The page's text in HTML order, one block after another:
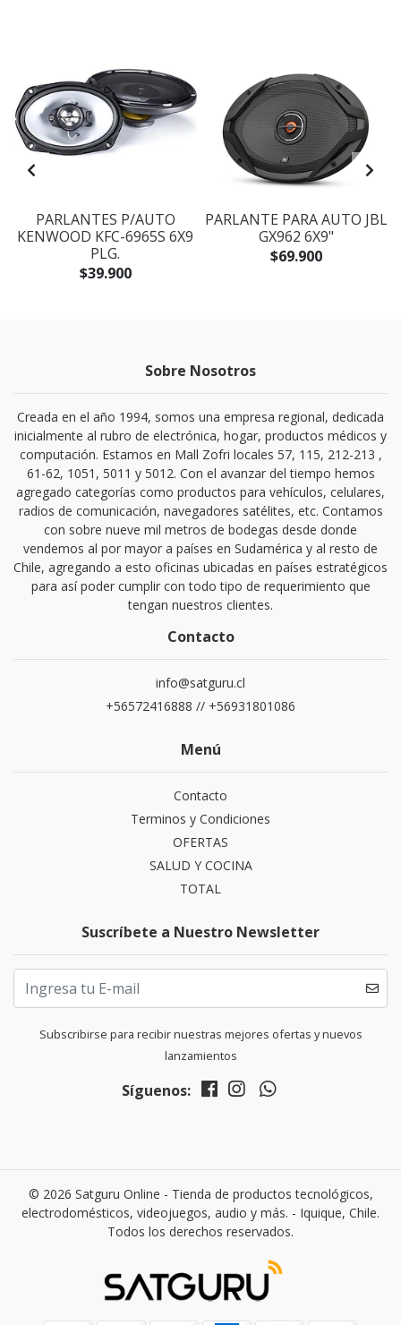
PARLANTES P/AUTO
KENWOOD KFC-6965S 6X9
PLG.
$39.900
PARLANTE PARA AUTO JBL
GX962 6X9"
$69.900
Sobre Nosotros
Creada en el año 1994, somos una empresa regional, dedicada
inicialmente al rubro de electrónica, hogar, productos médicos y
computación. Estamos en Mall Zofri locales 57, 115, 212-213 ,
61-62, 1051, 5011 y 5012. Con el avanzar del tiempo hemos
agregado categorías como productos para vehículos, celulares,
radios de comunicación, navegadores satélites, etc. Contamos
con sobre nueve mil metros de bodegas desde donde
vendemos al por mayor a países en Sudamérica y al resto de
Chile, agregando a esto oficinas ubicadas en países estratégicos
para así poder cumplir con todo tipo de requerimiento que
tengan nuestros clientes.
Contacto
info@satguru.cl
+56572416888 // +56931801086
Menú
Contacto
Terminos y Condiciones
OFERTAS
SALUD Y COCINA
TOTAL
Suscríbete a Nuestro Newsletter
Subscribirse para recibir nuestras mejores ofertas y nuevos
lanzamientos
Síguenos:
© 2026 Satguru Online - Tienda de productos tecnológicos,
electrodomésticos, videojuegos, audio y más. - Iquique, Chile.
Todos los derechos reservados.